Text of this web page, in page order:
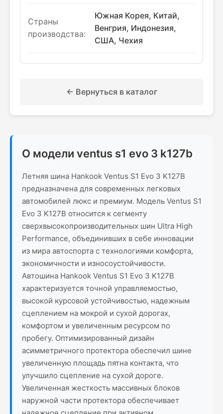
Страны
производства:
Южная Корея, Китай,
Венгрия, Индонезия,
США, Чехия
← Вернуться в каталог
О модели ventus s1 evo 3 k127b
Летняя шина Hankook Ventus S1 Evo 3 K127B
предназначена для современных легковых
автомобилей люкс и премиум. Модель Ventus S1
Evo 3 K127B относится к сегменту
сверхвысокопроизводительных шин Ultra High
Performance, объединивших в себе инновации
из мира автоспорта с технологиями комфорта,
экономичности и износоустойчивости.
Автошина Hankook Ventus S1 Evo 3 K127B
характеризуется точной управляемостью,
высокой курсовой устойчивостью, надежным
сцеплением на мокрой и сухой дорогах,
комфортом и увеличенным ресурсом по
пробегу. Оптимизированный дизайн
асимметричного протектора обеспечил шине
увеличенную площадь пятна контакта, что
улучшило сцепление на сухой дороге.
Увеличенная жесткость массивных блоков
наружной части протектора обеспечивает